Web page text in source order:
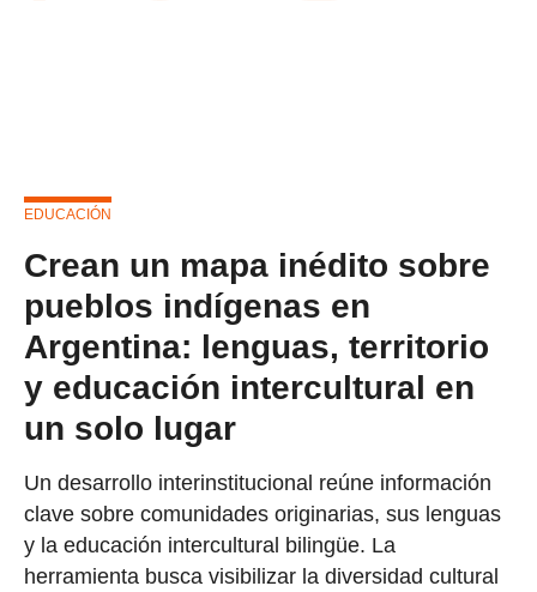
EDUCACIÓN
Crean un mapa inédito sobre
pueblos indígenas en
Argentina: lenguas, territorio
y educación intercultural en
un solo lugar
Un desarrollo interinstitucional reúne información
clave sobre comunidades originarias, sus lenguas
y la educación intercultural bilingüe. La
herramienta busca visibilizar la diversidad cultural